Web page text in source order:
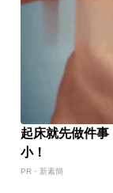
起床就先做件
小！
PR・新素簡